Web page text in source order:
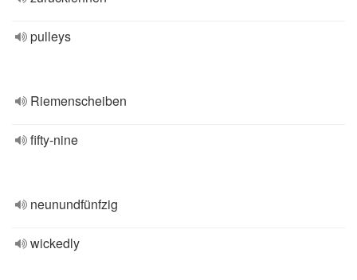
pulleys
Riemenscheiben
fifty-nine
neunundfünfzig
wickedly